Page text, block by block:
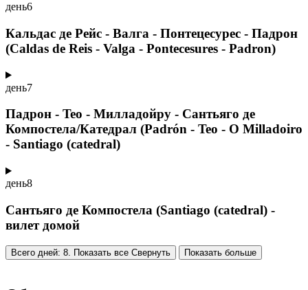
день6
Кальдас де Рейс - Валга - Понтецесурес - Падрон
(Caldas de Reis - Valga - Pontecesures - Padron)
день7
Падрон - Teo - Милладойру - Сантьяго де
Компостела/Катедрал (Padrón - Teo - O Milladoiro
- Santiago (catedral)
день8
Сантьяго де Компостела (Santiago (catedral) -
вилет домой
Всего дней: 8. Показать все Свернуть Показать больше